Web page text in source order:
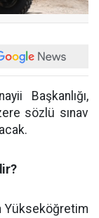
Başkanlığı,
sözlü sınav
Yükseköğretim